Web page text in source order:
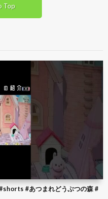
Top
#あつまれどうぶつの森 #